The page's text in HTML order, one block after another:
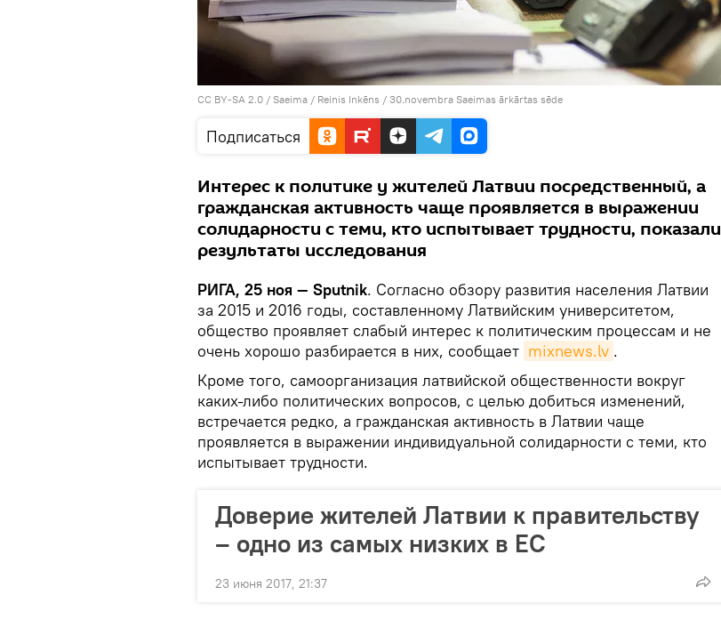
CC BY-SA 2.0 / Saeima / Reinis Inkēns / 30.novembra Saeimas ārkārtas sēde
Подписаться
Интерес к политике у жителей Латвии посредственный, а
гражданская активность чаще проявляется в выражении
солидарности с теми, кто испытывает трудности, показали
результаты исследования
РИГА, 25 ноя — Sputnik. Согласно обзору развития населения Латвии
за 2015 и 2016 годы, составленному Латвийским университетом,
общество проявляет слабый интерес к политическим процессам и не
очень хорошо разбирается в них, сообщает mixnews.lv .
Кроме того, самоорганизация латвийской общественности вокруг
каких-либо политических вопросов, с целью добиться изменений,
встречается редко, а гражданская активность в Латвии чаще
проявляется в выражении индивидуальной солидарности с теми, кто
испытывает трудности.
Доверие жителей Латвии к правительству
– одно из самых низких в ЕС
23 июня 2017, 21:37